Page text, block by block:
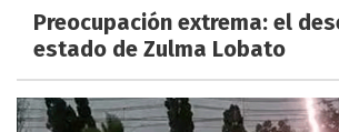
Preocupación extrema: el
estado de Zulma Lobato